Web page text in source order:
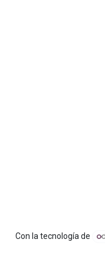
Con la tecnología de